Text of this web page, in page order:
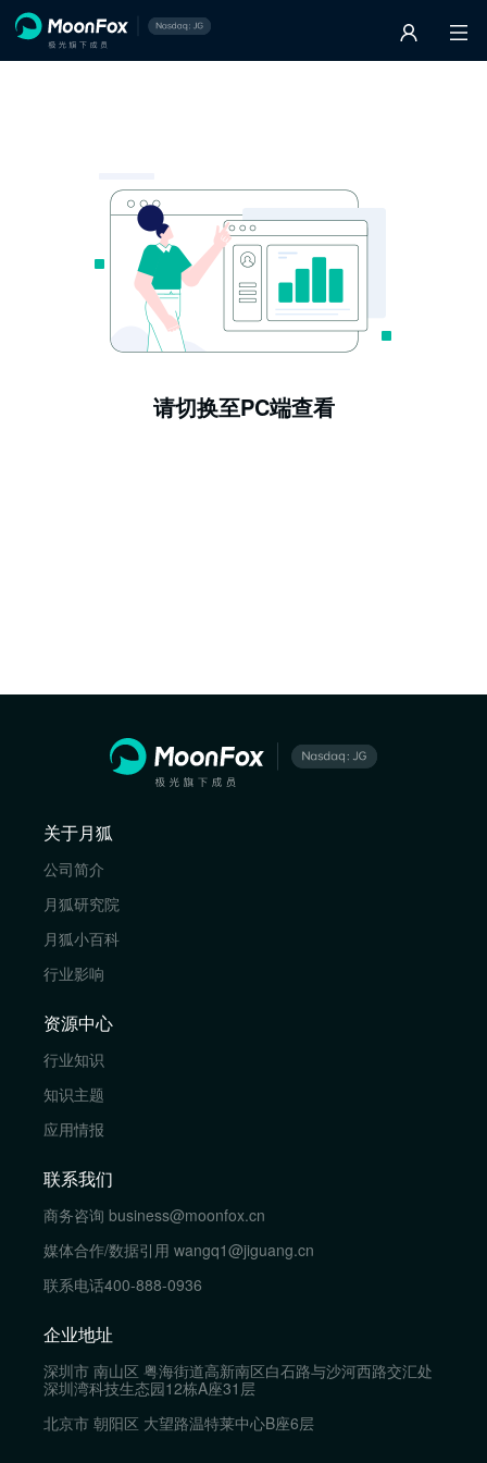
请切换至PC端查看
关于月狐
公司简介
月狐研究院
月狐小百科
行业影响
资源中心
行业知识
知识主题
应用情报
联系我们
商务咨询 business@moonfox.cn
媒体合作/数据引用 wangq1@jiguang.cn
联系电话400-888-0936
企业地址
深圳市 南山区 粤海街道高新南区白石路与沙河西路交汇处
深圳湾科技生态园12栋A座31层
北京市 朝阳区 大望路温特莱中心B座6层